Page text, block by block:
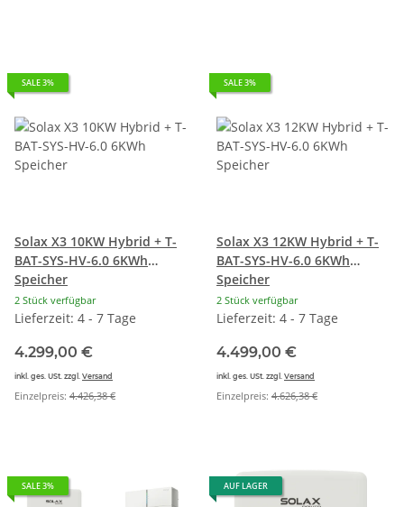
SALE 3%
Solax X3 10KW Hybrid + T-
BAT-SYS-HV-6.0 6KWh
Speicher
2 Stück verfügbar
Lieferzeit: 4 - 7 Tage
4.299,00 €
inkl. ges. USt. zzgl. Versand
Einzelpreis: 4.426,38 €
SALE 3%
Solax X3 12KW Hybrid + T-
BAT-SYS-HV-6.0 6KWh
Speicher
2 Stück verfügbar
Lieferzeit: 4 - 7 Tage
4.499,00 €
inkl. ges. USt. zzgl. Versand
Einzelpreis: 4.626,38 €
SALE 3% AUF LAGER